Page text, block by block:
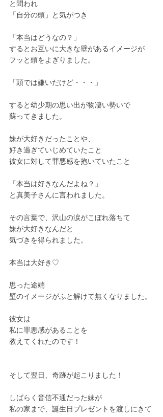
と問われ
「自分の頭」と気がつき
「本当はどうなの？」
するとお互いに大きな壁があるイメージが
フッと頭をよぎりました。
「頭では嫌いだけど・・・」
すると幼少期の思い出が物凄い勢いで
蘇ってきました。
妹が大好きだったことや、
好き過ぎていじめていたこと
彼女に対して罪悪感を抱いていたこと
「本当は好きなんだよね？」
と真美子さんに言われました。
その言葉で、沢山の涙がこぼれ落ちて
妹が大好きなんだと
気づきを得られました。
本当は大好き♡
思った途端
壁のイメージがふと解けて無くなりました。
彼女は
私に罪悪感があることを
教えてくれたのです！
そして翌日、奇跡が起こりました！
しばらく音信不通だった妹が
私の家まで、誕生日プレゼントを渡しにきて